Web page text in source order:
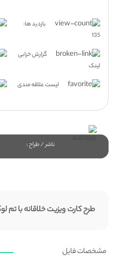
بازدید ها:
135
گزارش خرابی
لینک
لیست علاقه مندی
ناشر / طراح :
طرح کارت ویزیت خلاقانه با
مشخصات فایل